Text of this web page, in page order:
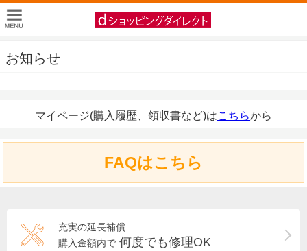
お知らせ
マイページ(購入履歴、領収書など)はこちらから
FAQはこちら
充実の延長補償
購入金額内で 何度でも修理OK